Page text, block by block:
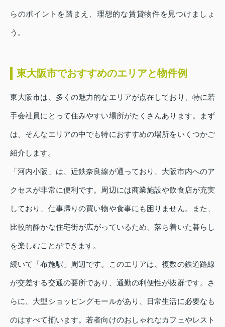
らのポイントを踏まえ、理想的な賃貸物件を見つけましょ
う。
東大阪市でおすすめのエリアと物件例
東大阪市は、多くの魅力的なエリアが点在しており、特に若
手会社員にとって住みやすい場所がたくさんあります。まず
は、そんなエリアの中でも特におすすめの場所をいくつかご
紹介します。
「河内小阪」は、近鉄奈良線が通っており、大阪市内へのア
クセスが非常に便利です。周辺には商業施設や飲食店が充実
しており、仕事帰りの買い物や食事にも困りません。また、
比較的静かな住宅街が広がっているため、落ち着いた暮らし
を楽しむことができます。
続いて「布施駅」周辺です。このエリアは、複数の鉄道路線
が交差する交通の要所であり、通勤の利便性が抜群です。さ
らに、大型ショッピングモールがあり、日常生活に必要なも
のはすべて揃います。若者向けのおしゃれなカフェやレスト